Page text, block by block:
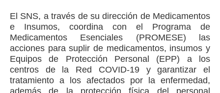
El SNS, a través de su dirección de Medicamentos
e Insumos, coordina con el Programa de
Medicamentos Esenciales (PROMESE) las
acciones para suplir de medicamentos, insumos y
Equipos de Protección Personal (EPP) a los
centros de la Red COVID-19 y garantizar el
tratamiento a los afectados por la enfermedad,
además de la protección física del personal